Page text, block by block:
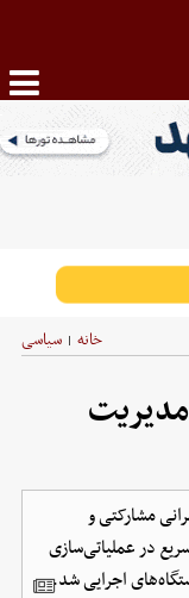
خانه | سیاسی
مدیریت
مشارکتی و
در عملیاتی‌سازی
اجرایی شد.